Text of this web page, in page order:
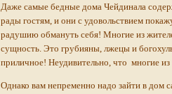
Даже самые бедные дома Чейдинала
рады гостям, и они с удовольствием
радушию обмануть себя! Многие из
сущность. Это грубияны, лжецы и
приличное! Неудивительно, что многие из
Однако вам непременно надо зайти в дом